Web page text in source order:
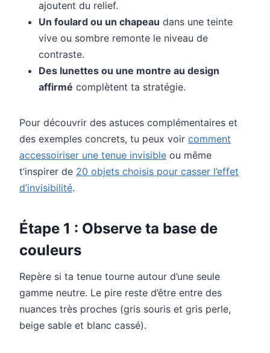
ajoutent du relief.
Un foulard ou un chapeau dans une teinte
vive ou sombre remonte le niveau de
contraste.
Des lunettes ou une montre au design
affirmé complètent ta stratégie.
Pour découvrir des astuces complémentaires et
des exemples concrets, tu peux voir comment
accessoiriser une tenue invisible ou même
t’inspirer de 20 objets choisis pour casser l’effet
d’invisibilité.
Étape 1 : Observe ta base de
couleurs
Repère si ta tenue tourne autour d’une seule
gamme neutre. Le pire reste d’être entre des
nuances très proches (gris souris et gris perle,
beige sable et blanc cassé).